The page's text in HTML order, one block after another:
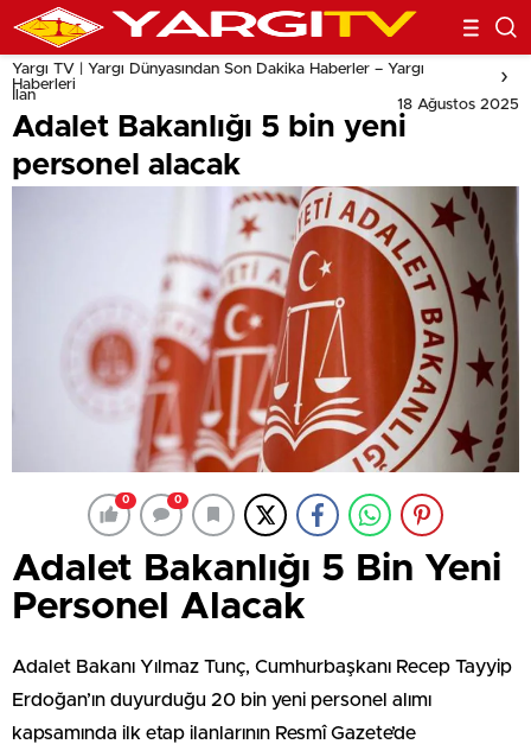
Yargı TV | Yargı Dünyasından Son Dakika Haberler – Yargı
Haberleri
İlan
18 Ağustos 2025
Adalet Bakanlığı 5 bin yeni
personel alacak
0 0
Adalet Bakanlığı 5 Bin Yeni
Personel Alacak
Adalet Bakanı Yılmaz Tunç, Cumhurbaşkanı Recep Tayyip
Erdoğan’ın duyurduğu 20 bin yeni personel alımı
kapsamında ilk etap ilanlarının Resmî Gazete’de